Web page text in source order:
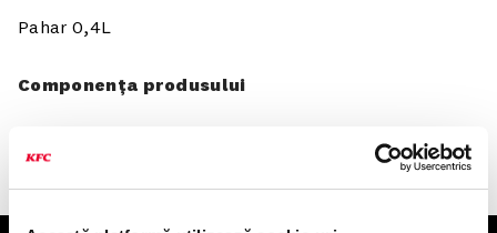
Pahar 0,4L
Componența produsului